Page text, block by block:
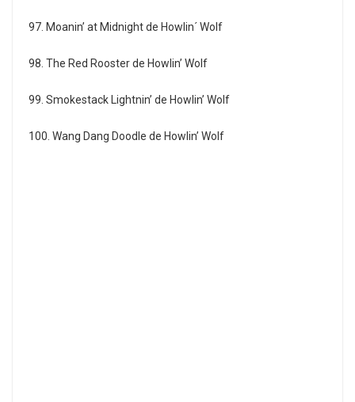
97. Moanin’ at Midnight de Howlin´ Wolf
98. The Red Rooster de Howlin’ Wolf
99. Smokestack Lightnin’ de Howlin’ Wolf
100. Wang Dang Doodle de Howlin’ Wolf